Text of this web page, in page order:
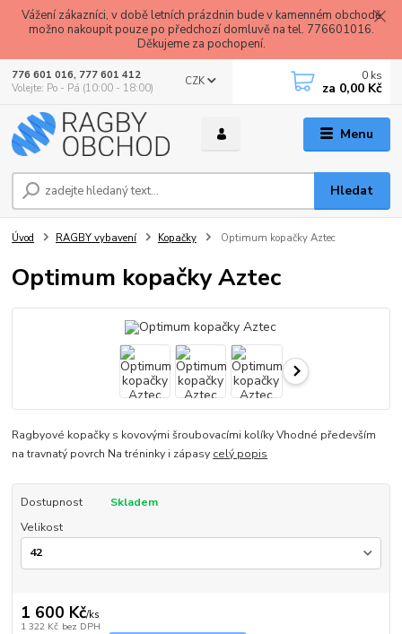
Vážení zákazníci, v době letních prázdnin bude v kamenném obchodě
možno nakoupit pouze po předchozí domluvě na tel. 776601016.
Děkujeme za pochopení.
Menu
CZK
Hledat
776 601 016, 777 601 412
Volejte: Po - Pá (10:00 - 18:00)
0 ks
za 0,00 Kč
Úvod RAGBY vybavení Kopačky Optimum kopačky Aztec
Optimum kopačky Aztec
Ragbyové kopačky s kovovými šroubovacími kolíky Vhodné především
na travnatý povrch Na tréninky i zápasy celý popis
Dostupnost
Skladem
Velikost
1 600 Kč/ks
1 322 Kč bez DPH